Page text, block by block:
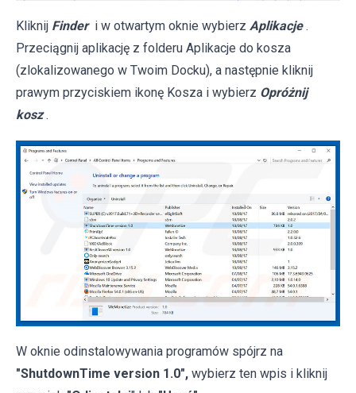
Kliknij Finder i w otwartym oknie wybierz Aplikacje .
Przeciągnij aplikację z folderu Aplikacje do kosza
(zlokalizowanego w Twoim Docku), a następnie kliknij
prawym przyciskiem ikonę Kosza i wybierz Opróżnij
kosz .
W oknie odinstalowywania programów spójrz na
"ShutdownTime version 1.0", wybierz ten wpis i kliknij